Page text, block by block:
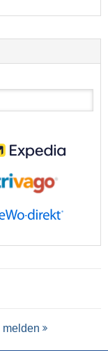
melden